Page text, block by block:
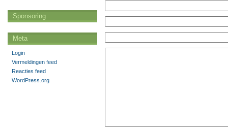
Sponsoring
Meta
Login
Vermeldingen feed
Reacties feed
WordPress.org